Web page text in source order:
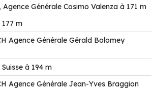
Générale Cosimo Valenza à 171 m
m
Agence Générale Gérald Bolomey
à 194 m
Agence Générale Jean-Yves Braggion